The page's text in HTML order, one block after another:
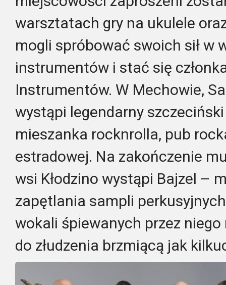
warsztatach gry na ukulele
mogli spróbować swoich sił w
instrumentów i stać się
Instrumentów. W Mechowie,
wystąpi legendarny szczeciński
mieszanka rocknrolla, pub
estradowej. Na zakończenie
wsi Kłodzino wystąpi Bajzel –
zapętlania sampli
wokali śpiewanych przez
do złudzenia brzmiącą jak